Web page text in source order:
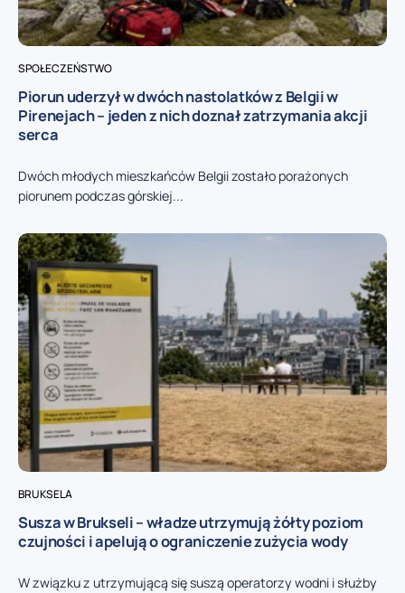
SPOŁECZEŃSTWO
Piorun uderzył w dwóch nastolatków z Belgii w
Pirenejach – jeden z nich doznał zatrzymania akcji
serca
Dwóch młodych mieszkańców Belgii zostało porażonych
piorunem podczas górskiej...
BRUKSELA
Susza w Brukseli – władze utrzymują żółty poziom
czujności i apelują o ograniczenie zużycia wody
W związku z utrzymującą się suszą operatorzy wodni i służby